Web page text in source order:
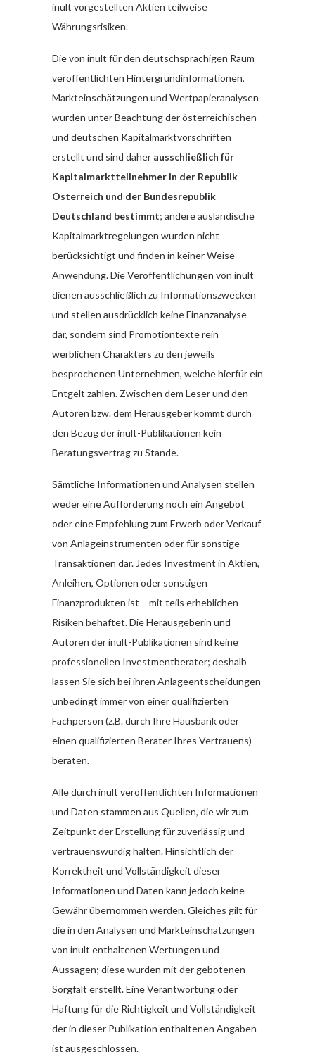
inult vorgestellten Aktien teilweise
Währungsrisiken.
Die von inult für den deutschsprachigen Raum
veröffentlichten Hintergrundinformationen,
Markteinschätzungen und Wertpapieranalysen
wurden unter Beachtung der österreichischen
und deutschen Kapitalmarktvorschriften
erstellt und sind daher ausschließlich für
Kapitalmarktteilnehmer in der Republik
Österreich und der Bundesrepublik
Deutschland bestimmt; andere ausländische
Kapitalmarktregelungen wurden nicht
berücksichtigt und finden in keiner Weise
Anwendung. Die Veröffentlichungen von inult
dienen ausschließlich zu Informationszwecken
und stellen ausdrücklich keine Finanzanalyse
dar, sondern sind Promotiontexte rein
werblichen Charakters zu den jeweils
besprochenen Unternehmen, welche hierfür ein
Entgelt zahlen. Zwischen dem Leser und den
Autoren bzw. dem Herausgeber kommt durch
den Bezug der inult-Publikationen kein
Beratungsvertrag zu Stande.
Sämtliche Informationen und Analysen stellen
weder eine Aufforderung noch ein Angebot
oder eine Empfehlung zum Erwerb oder Verkauf
von Anlageinstrumenten oder für sonstige
Transaktionen dar. Jedes Investment in Aktien,
Anleihen, Optionen oder sonstigen
Finanzprodukten ist – mit teils erheblichen –
Risiken behaftet. Die Herausgeberin und
Autoren der inult-Publikationen sind keine
professionellen Investmentberater; deshalb
lassen Sie sich bei ihren Anlageentscheidungen
unbedingt immer von einer qualifizierten
Fachperson (z.B. durch Ihre Hausbank oder
einen qualifizierten Berater Ihres Vertrauens)
beraten.
Alle durch inult veröffentlichten Informationen
und Daten stammen aus Quellen, die wir zum
Zeitpunkt der Erstellung für zuverlässig und
vertrauenswürdig halten. Hinsichtlich der
Korrektheit und Vollständigkeit dieser
Informationen und Daten kann jedoch keine
Gewähr übernommen werden. Gleiches gilt für
die in den Analysen und Markteinschätzungen
von inult enthaltenen Wertungen und
Aussagen; diese wurden mit der gebotenen
Sorgfalt erstellt. Eine Verantwortung oder
Haftung für die Richtigkeit und Vollständigkeit
der in dieser Publikation enthaltenen Angaben
ist ausgeschlossen.